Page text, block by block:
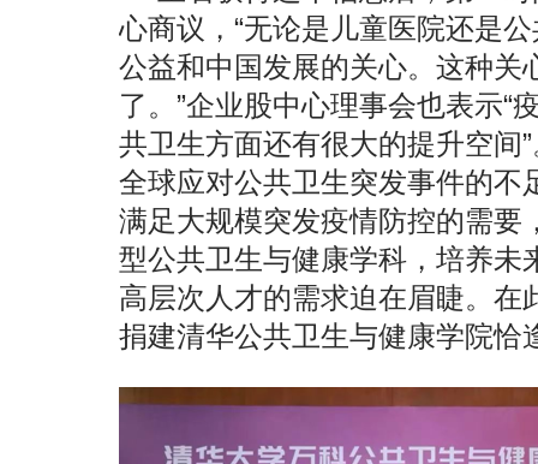
心商议，“无论是儿童医院还是
公益和中国发展的关心。这种关
了。”企业股中心理事会也表示“
共卫生方面还有很大的提升空间
全球应对公共卫生突发事件的不
满足大规模突发疫情防控的需要
型公共卫生与健康学科，培养未
高层次人才的需求迫在眉睫。在
捐建清华公共卫生与健康学院恰